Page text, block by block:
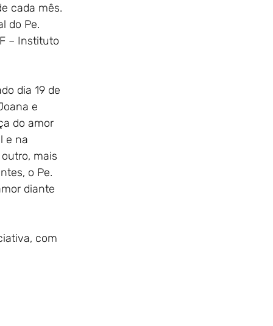
cada mês.
do Pe.
– Instituto
dia 19 de
e
do amor
e na
mais
o Pe.
diante
com